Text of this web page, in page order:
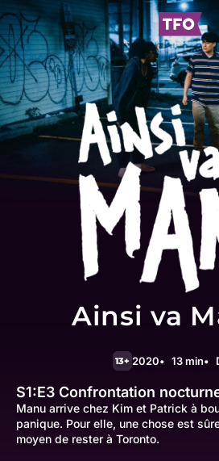
Ainsi va
13+ 2020 13 min
S1:E3 Confrontation
Manu arrive chez Kim et Patrick à
panique. Pour elle, une chose est
moyen de rester à Toronto.